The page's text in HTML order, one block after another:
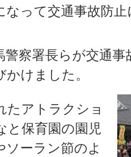
なって交通事故防
警察署長らが交通
けました。
たアトラクショ
と保育園の園児
ソーラン節のよ